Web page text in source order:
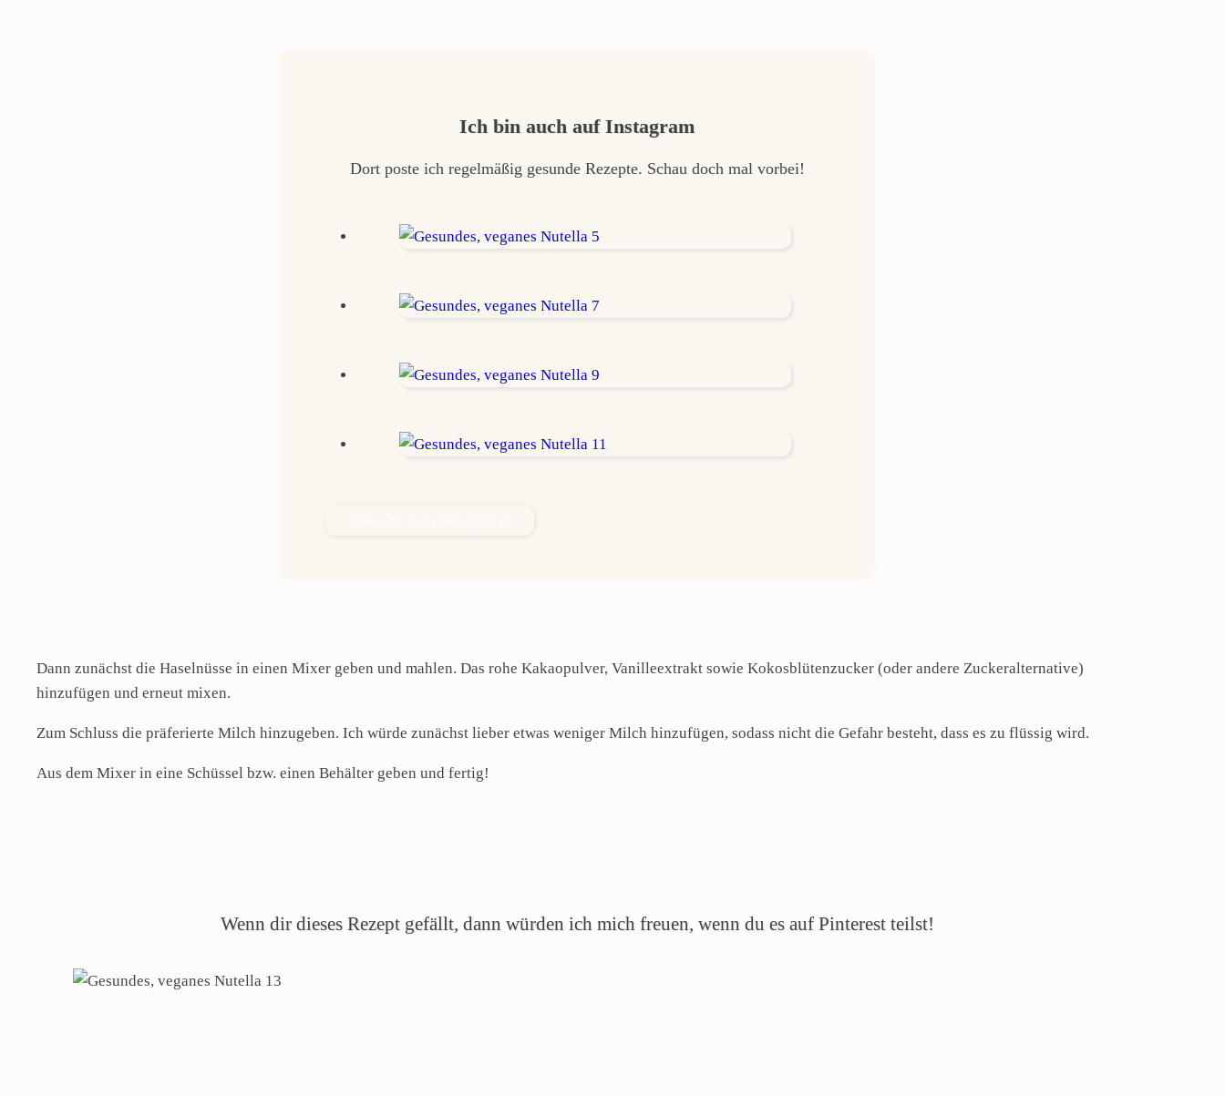
Ich bin auch auf Instagram
Dort poste ich regelmäßig gesunde Rezepte. Schau doch mal vorbei!
Dann zunächst die Haselnüsse in einen Mixer geben und mahlen. Das rohe Kakaopulver, Vanilleextrakt sowie Kokosblütenzucker (oder andere Zuckeralternative)
hinzufügen und erneut mixen.
Zum Schluss die präferierte Milch hinzugeben. Ich würde zunächst lieber etwas weniger Milch hinzufügen, sodass nicht die Gefahr besteht, dass es zu flüssig wird.
Aus dem Mixer in eine Schüssel bzw. einen Behälter geben und fertig!
Wenn dir dieses Rezept gefällt, dann würden ich mich freuen, wenn du es auf Pinterest teilst!